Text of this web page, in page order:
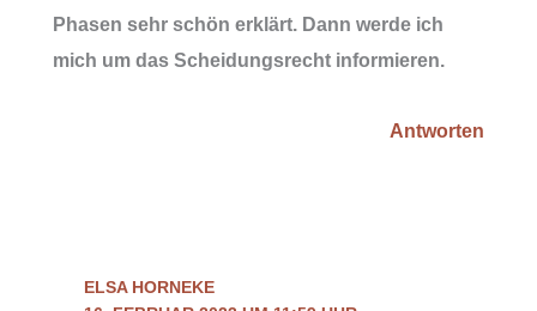
Phasen sehr schön erklärt. Dann werde ich
mich um das Scheidungsrecht informieren.
Antworten
ELSA HORNEKE